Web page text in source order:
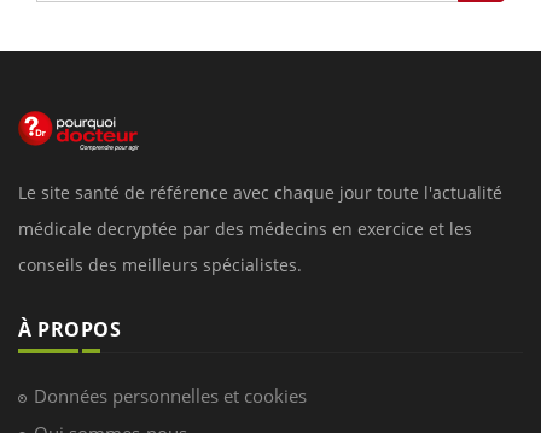
Le site santé de référence avec chaque jour toute l'actualité
médicale decryptée par des médecins en exercice et les
conseils des meilleurs spécialistes.
À PROPOS
Données personnelles et cookies